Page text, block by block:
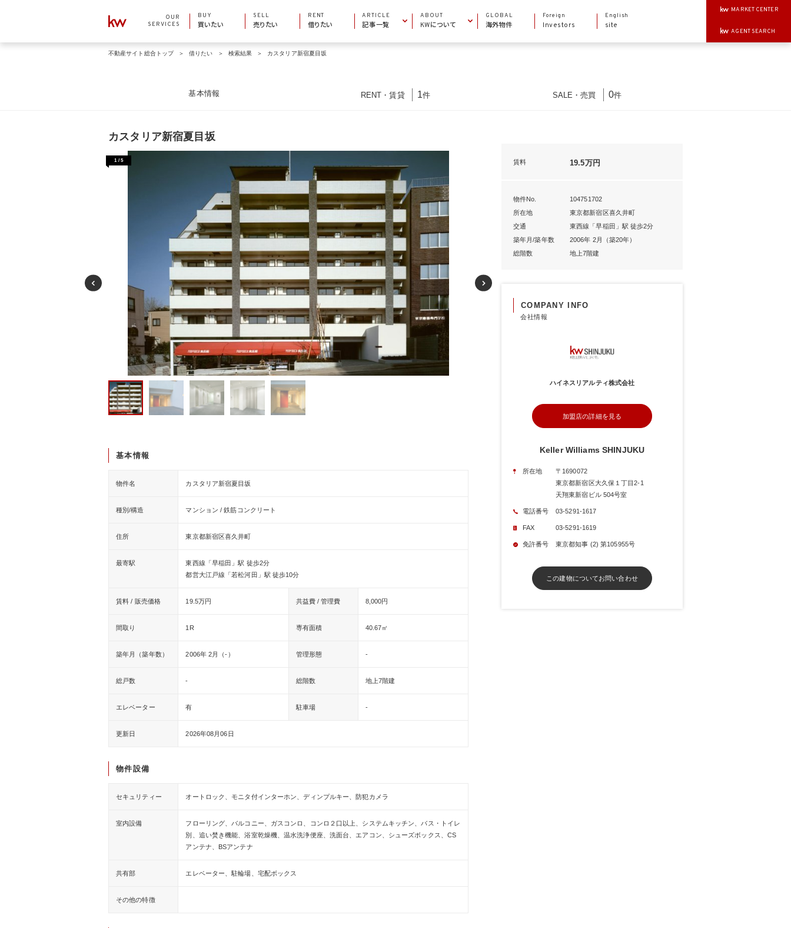
OUR
SERVICES
BUY
買いたい
SELL
売りたい
RENT
借りたい
ARTICLE
記事一覧
エリアガイド
ABOUT
KWについて
加盟店一覧
GLOBAL
海外物件
Foreign
Investors
English
site
MARKET CENTER
AGENT SEARCH
不動産サイト総合トップ 借りたい 検索結果 カスタリア新宿夏目坂
基本情報 RENT ・賃貸 1件 SALE ・売買 0件
カスタリア新宿夏目坂
1/ 5
基本情報
物件名 カスタリア新宿夏目坂
種別/構造 マンション / 鉄筋コンクリート
住所 東京都新宿区喜久井町
最寄駅
東西線「早稲田」駅 徒歩2分
都営大江戸線「若松河田」駅 徒歩10分
賃料 / 販売価格 19.5万円 共益費 / 管理費 8,000円
間取り 1R 専有面積 40.67㎡
築年月（築年数） 2006年 2月（-） 管理形態 -
総戸数 - 総階数 地上7階建
エレベーター 有 駐車場 -
更新日 2026年08月06日
物件設備
セキュリティー オートロック、モニタ付インターホン、ディンプルキー、防犯カメラ
室内設備
フローリング、バルコニー、ガスコンロ、コンロ２口以上、システムキッチン、バス・トイレ
別、追い焚き機能、浴室乾燥機、温水洗浄便座、洗面台、エアコン、シューズボックス、CS
アンテナ、BSアンテナ
共有部 エレベーター、駐輪場、宅配ボックス
その他の特徴
賃料 19.5万円
物件No.
104751702
所在地
東京都新宿区喜久井町
交通
東西線「早稲田」駅 徒歩2分
築年月/築年数
2006年 2月（築20年）
総階数
地上7階建
COMPANY INFO
会社情報
ハイネスリアルティ株式会社
加盟店の詳細を見る
Keller Williams SHINJUKU
所在地
〒1690072
東京都新宿区大久保１丁目2-1
天翔東新宿ビル 504号室
電話番号 03-5291-1617
FAX 03-5291-1619
免許番号 東京都知事 (2) 第105955号
この建物についてお問い合わせ